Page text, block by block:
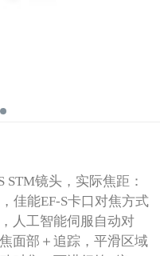
STM镜头，实际焦距：
佳能EF-S卡口对焦方式
人工智能伺服自动对
面部＋追踪，平滑区域